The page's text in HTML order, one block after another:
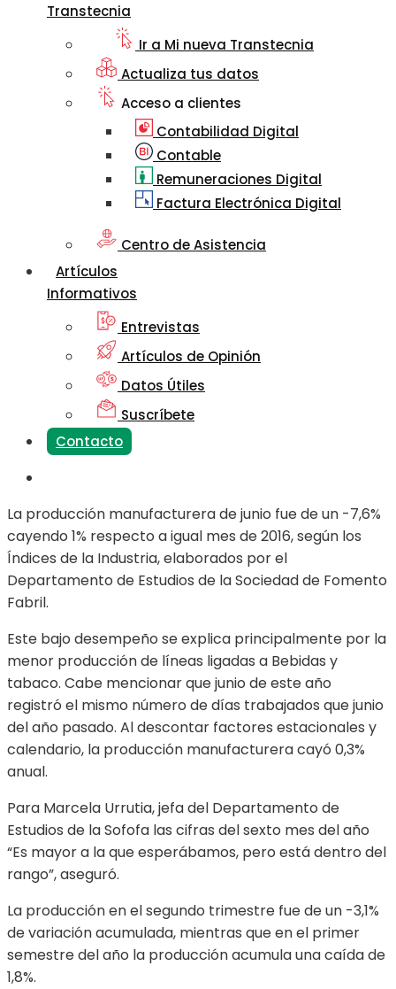
Transtecnia
Ir a Mi nueva Transtecnia
Actualiza tus datos
Acceso a clientes
Contabilidad Digital
Contable
Remuneraciones Digital
Factura Electrónica Digital
Centro de Asistencia
Artículos
Informativos
Entrevistas
Artículos de Opinión
Datos Útiles
Suscríbete
Contacto
La producción manufacturera de junio fue de un -7,6%
cayendo 1% respecto a igual mes de 2016, según los
Índices de la Industria, elaborados por el
Departamento de Estudios de la Sociedad de Fomento
Fabril.
Este bajo desempeño se explica principalmente por la
menor producción de líneas ligadas a Bebidas y
tabaco. Cabe mencionar que junio de este año
registró el mismo número de días trabajados que junio
del año pasado. Al descontar factores estacionales y
calendario, la producción manufacturera cayó 0,3%
anual.
Para Marcela Urrutia, jefa del Departamento de
Estudios de la Sofofa las cifras del sexto mes del año
“Es mayor a la que esperábamos, pero está dentro del
rango”, aseguró.
La producción en el segundo trimestre fue de un -3,1%
de variación acumulada, mientras que en el primer
semestre del año la producción acumula una caída de
1,8%.